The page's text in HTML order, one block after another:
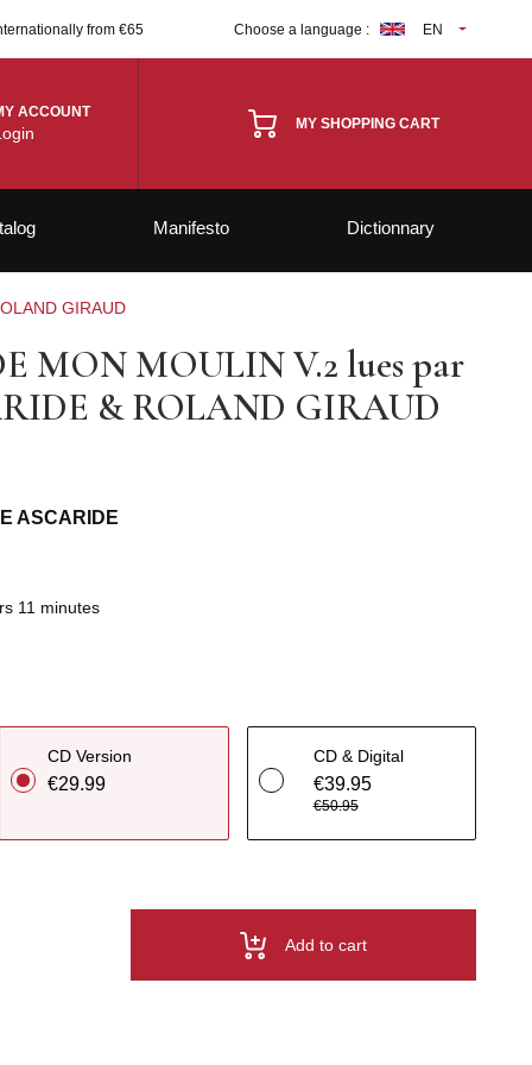
from €65 Choose a language : EN
ACCOUNT
MY SHOPPING CART
Manifesto Dictionnary
GIRAUD
MON MOULIN V.2 lues par
& ROLAND GIRAUD
ASCARIDE
11 minutes
CD Version
€29.99
CD & Digital
€39.95
€50.95
Add to cart